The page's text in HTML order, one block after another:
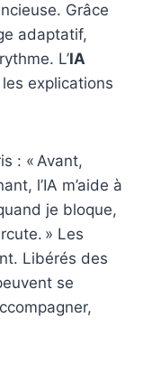
Grâce
adaptatif,
L’IA
explications
: « Avant,
l’IA m’aide à
je bloque,
» Les
Libérés des
se